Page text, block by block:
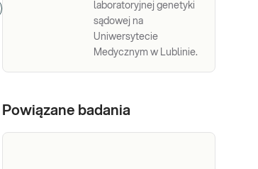
laboratoryjnej genetyki
sądowej na
Uniwersytecie
Medycznym w Lublinie.
Powiązane badania